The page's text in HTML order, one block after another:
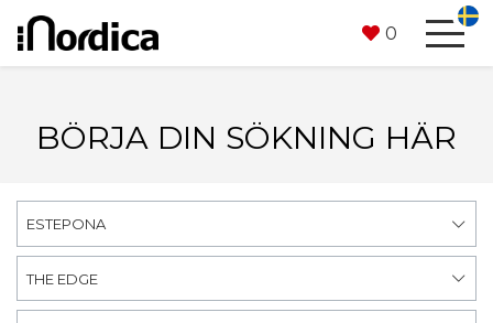
0
BÖRJA DIN SÖKNING HÄR
ESTEPONA
THE EDGE